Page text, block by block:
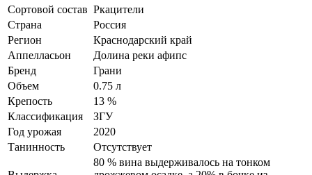
Сортовой состав Ркацители
Страна
Россия
Регион
Краснодарский край
Аппелласьон
Долина реки афипс
Бренд
Грани
Объем
0.75 л
Крепость
13 %
Классификация
ЗГУ
Год урожая
2020
Танинность
Отсутствует
80 % вина выдерживалось на тонком